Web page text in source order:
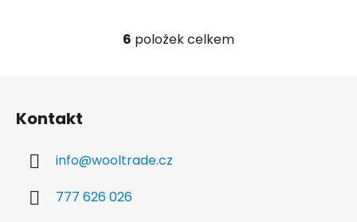
O
6 položek celkem
Kontakt
info@wooltrade.cz
777 626 026